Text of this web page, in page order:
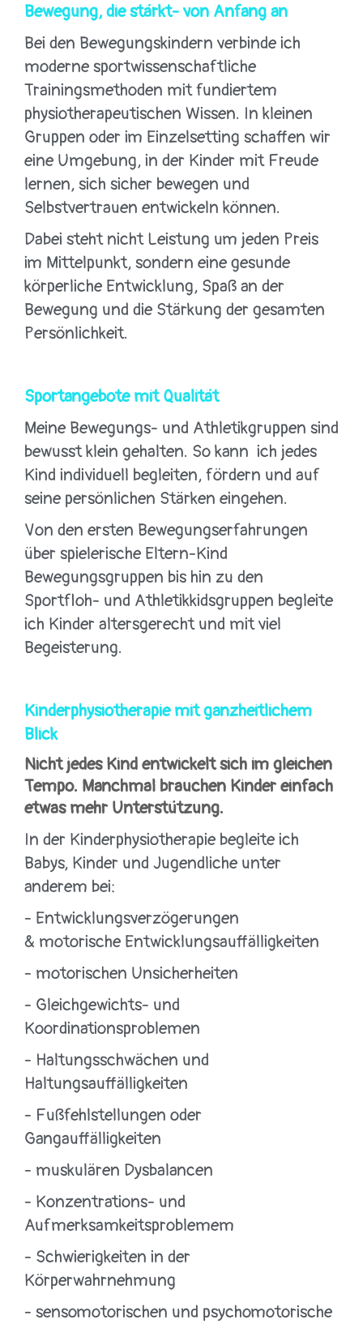
Bewegung, die stärkt- von Anfang an
Bei den Bewegungskindern verbinde ich
moderne sportwissenschaftliche
Trainingsmethoden mit fundiertem
physiotherapeutischen Wissen. In kleinen
Gruppen oder im Einzelsetting schaffen wir
eine Umgebung, in der Kinder mit Freude
lernen, sich sicher bewegen und
Selbstvertrauen entwickeln können.
Dabei steht nicht Leistung um jeden Preis
im Mittelpunkt, sondern eine gesunde
körperliche Entwicklung, Spaß an der
Bewegung und die Stärkung der gesamten
Persönlichkeit.
Sportangebote mit Qualität
Meine Bewegungs- und Athletikgruppen sind
bewusst klein gehalten. So kann ich jedes
Kind individuell begleiten, fördern und auf
seine persönlichen Stärken eingehen.
Von den ersten Bewegungserfahrungen
über spielerische Eltern-Kind
Bewegungsgruppen bis hin zu den
Sportfloh- und Athletikkidsgruppen begleite
ich Kinder altersgerecht und mit viel
Begeisterung.
Kinderphysiotherapie mit ganzheitlichem
Blick
Nicht jedes Kind entwickelt sich im gleichen
Tempo. Manchmal brauchen Kinder einfach
etwas mehr Unterstützung.
In der Kinderphysiotherapie begleite ich
Babys, Kinder und Jugendliche unter
anderem bei:
- Entwicklungsverzögerungen
& motorische Entwicklungsauffälligkeiten
- motorischen Unsicherheiten
- Gleichgewichts- und
Koordinationsproblemen
- Haltungsschwächen und
Haltungsauffälligkeiten
- Fußfehlstellungen oder
Gangauffälligkeiten
- muskulären Dysbalancen
- Konzentrations- und
Aufmerksamkeitsproblemem
- Schwierigkeiten in der
Körperwahrnehmung
- sensomotorischen und psychomotorische